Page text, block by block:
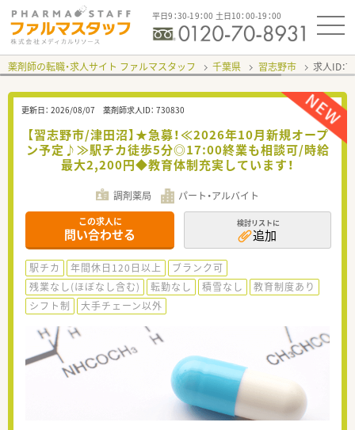
平日9：30-19：00 土日10：00-19：00
薬剤師の転職・求人サイト ファルマスタッフ 千葉県 習志野市 求人ID：
更新日： 2026/08/07 薬剤師求人ID： 730830
【習志野市/津田沼】★急募！≪2026年10月新規オープ
ン予定♪≫駅チカ徒歩5分◎17:00終業も相談可/時給
最大2,200円◆教育体制充実しています！
調剤薬局 パート・アルバイト
この求人に
問い合わせる
検討リストに
追加
駅チカ 年間休日120日以上
ブランク可
残業なし(ほぼなし含む)
転勤なし 積雪なし
教育制度あり
シフト制
大手チェーン以外